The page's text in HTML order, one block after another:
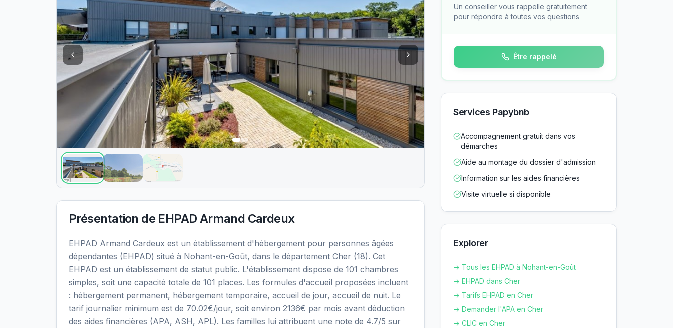
Présentation de EHPAD Armand Cardeux
EHPAD Armand Cardeux est un établissement d'hébergement pour personnes âgées
dépendantes (EHPAD) situé à Nohant-en-Goût, dans le département Cher (18). Cet
EHPAD est un établissement de statut public. L'établissement dispose de 101 chambres
simples, soit une capacité totale de 101 places. Les formules d'accueil proposées incluent
: hébergement permanent, hébergement temporaire, accueil de jour, accueil de nuit. Le
tarif journalier minimum est de 70.02€/jour, soit environ 2136€ par mois avant déduction
des aides financières (APA, ASH, APL). Les familles lui attribuent une note de 4.7/5 sur
Un conseiller vous rappelle gratuitement
pour répondre à toutes vos questions
Être rappelé
Services Papybnb
Accompagnement gratuit dans vos
démarches
Aide au montage du dossier d'admission
Information sur les aides financières
Visite virtuelle si disponible
Explorer
→ Tous les EHPAD à Nohant-en-Goût
→ EHPAD dans Cher
→ Tarifs EHPAD en Cher
→ Demander l'APA en Cher
→ CLIC en Cher